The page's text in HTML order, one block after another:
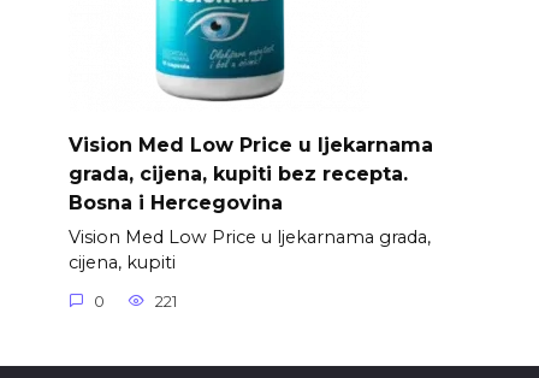
Vision Med Low Price u ljekarnama
grada, cijena, kupiti bez recepta.
Bosna i Hercegovina
Vision Med Low Price u ljekarnama grada,
cijena, kupiti
0 221